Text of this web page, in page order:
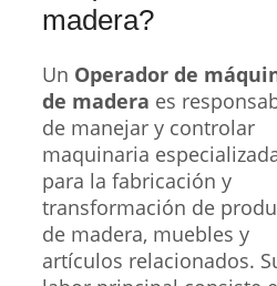
madera?
Un Operador de
de madera es
de manejar y controlar
maquinaria
para la fabricación y
transformación de
de madera, muebles y
artículos relacionados.